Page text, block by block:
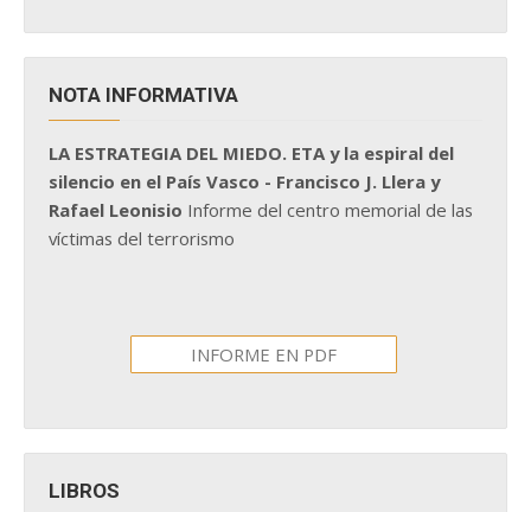
NOTA INFORMATIVA
LA ESTRATEGIA DEL MIEDO. ETA y la espiral del
silencio en el País Vasco - Francisco J. Llera y
Rafael Leonisio Informe del centro memorial de las
víctimas del terrorismo
INFORME EN PDF
LIBROS